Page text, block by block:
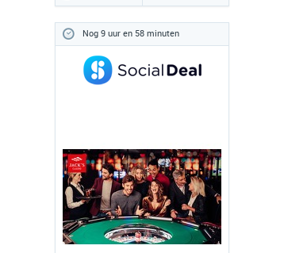
Nog 9 uur en 58 minuten